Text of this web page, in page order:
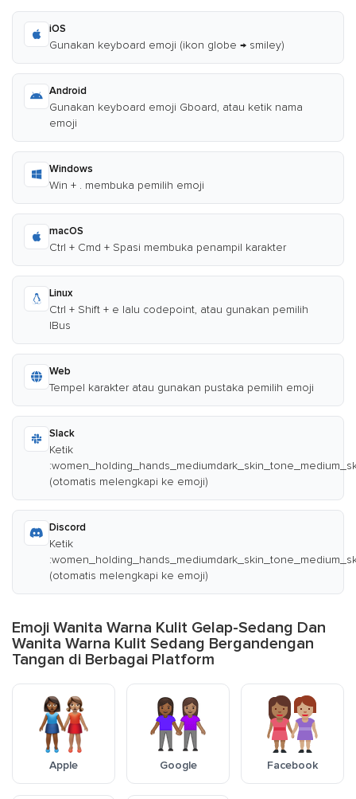
iOS
Gunakan keyboard emoji (ikon globe → smiley)
Android
Gunakan keyboard emoji Gboard, atau ketik nama
emoji
Windows
Win + . membuka pemilih emoji
macOS
Ctrl + Cmd + Spasi membuka penampil karakter
Linux
Ctrl + Shift + e lalu codepoint, atau gunakan pemilih
IBus
Web
Tempel karakter atau gunakan pustaka pemilih emoji
Slack
Ketik
(otomatis melengkapi ke emoji)
Discord
Ketik
(otomatis melengkapi ke emoji)
Emoji Wanita Warna Kulit Gelap-Sedang Dan
Wanita Warna Kulit Sedang Bergandengan
Tangan di Berbagai Platform
Apple Google Facebook